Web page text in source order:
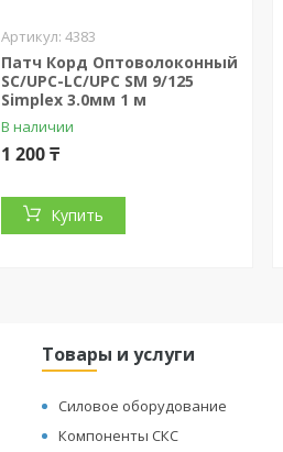
4383
Патч Корд Оптоволоконный
SС/UPC-LC/UPC SM 9/125
Simplex 3.0мм 1 м
В наличии
1 200 ₸
Купить
Товары и услуги
Силовое оборудование
Компоненты СКС